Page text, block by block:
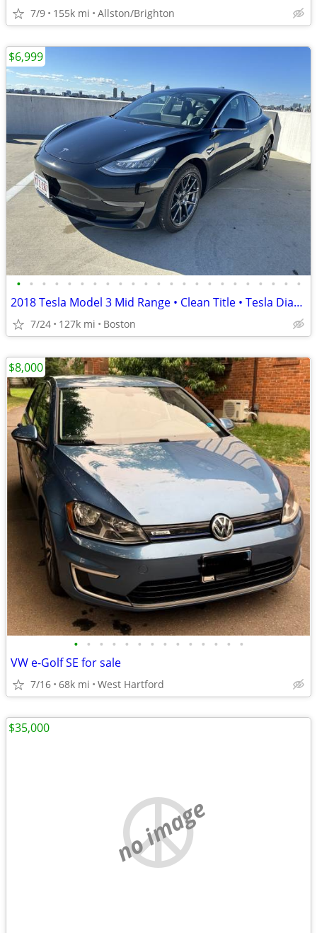
7/9 155k mi Allston/Brighton
• • • • • • • • • • • • • • • • • • • • • • •
2018 Tesla Model 3 Mid Range • Clean Title • Tesla Diagnosed • $7,000
7/24 127k mi Boston
$6,999
• • • • • • • • • • • • • •
VW e-Golf SE for sale
7/16 68k mi West Hartford
$8,000
no image
$35,000